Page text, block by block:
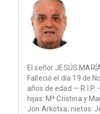
El señor JESÚS
Falleció el día 19 de
años de edad — R.I.P.
hijas: Mª Cristina y
Jon Arkotxa; nietos: